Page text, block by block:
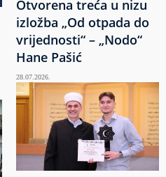
Otvorena treća u nizu
izložba „Od otpada do
vrijednosti“ – „Nodo“
Hane Pašić
28.07.2026.